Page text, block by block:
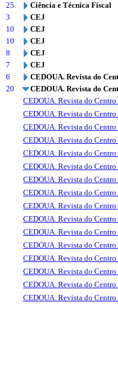
25
Ciência e Técnica Fiscal
3
CEJ
10
CEJ
10
CEJ
8
CEJ
7
CEJ
6
CEDOUA. Revista do
20
CEDOUA. Revista do
CEDOUA. Revista do
CEDOUA. Revista do
CEDOUA. Revista do
CEDOUA. Revista do
CEDOUA. Revista do
CEDOUA. Revista do
CEDOUA. Revista do
CEDOUA. Revista do
CEDOUA. Revista do
CEDOUA. Revista do
CEDOUA. Revista do
CEDOUA. Revista do
CEDOUA. Revista do
CEDOUA. Revista do
CEDOUA. Revista do
CEDOUA. Revista do